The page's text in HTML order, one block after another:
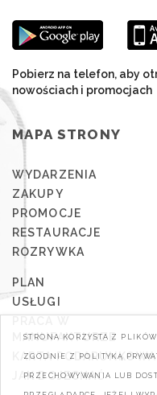
Pobierz na telefon, aby
nowościach i promocjach
MAPA STRONY
WYDARZENIA
ZAKUPY
PROMOCJE
RESTAURACJE
ROZRYWKA
PLAN
USŁUGI
MANUFAKTURZE
KARTA PODARUNKOWA
JAK DOJECHAĆ
STRONA KORZYSTA Z
ZGODNIE Z POLITYKĄ
PRZECHOWYWANIA LUB